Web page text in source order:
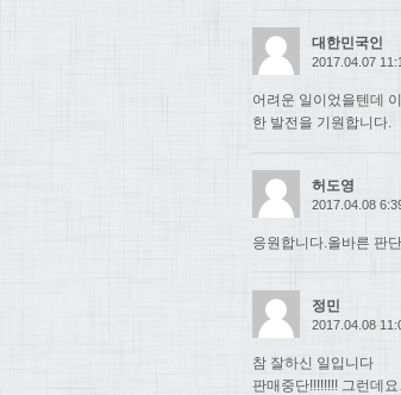
대한민국인
2017.04.07
어려운 일이었을텐데
한 발전을 기원합니다.
허도영
2017.04.08
응원합니다.올바른 판
정민
2017.04.08
참 잘하신 일입니다
판매중단!!!!!!!! 그런데요